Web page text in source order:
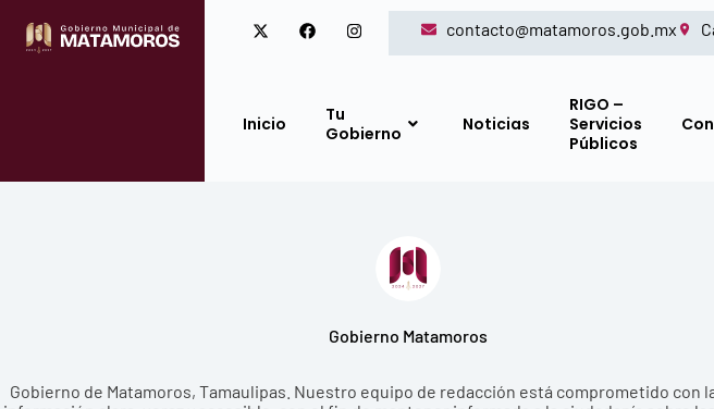
contacto@matamoros.gob.mx
Inicio
Tu
Gobierno
Noticias
RIGO –
Servicios
Públicos
Gobierno Matamoros
Gobierno de Matamoros, Tamaulipas. Nuestro equipo de redacción está comprometido con